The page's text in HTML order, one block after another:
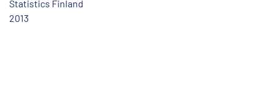
Statistics Finland
2013